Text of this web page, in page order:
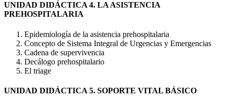
UNIDAD DIDÁCTICA 4. LA ASISTENCIA
PREHOSPITALARIA
Epidemiología de la asistencia prehospitalaria
Concepto de Sistema Integral de Urgencias y Emergencias
Cadena de supervivencia
Decálogo prehospitalario
El triage
UNIDAD DIDÁCTICA 5. SOPORTE VITAL BÁSICO